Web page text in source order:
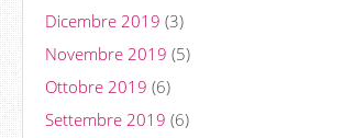
Dicembre 2019 (3)
Novembre 2019 (5)
Ottobre 2019 (6)
Settembre 2019 (6)